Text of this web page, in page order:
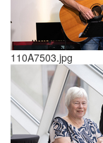
110A7503.jpg